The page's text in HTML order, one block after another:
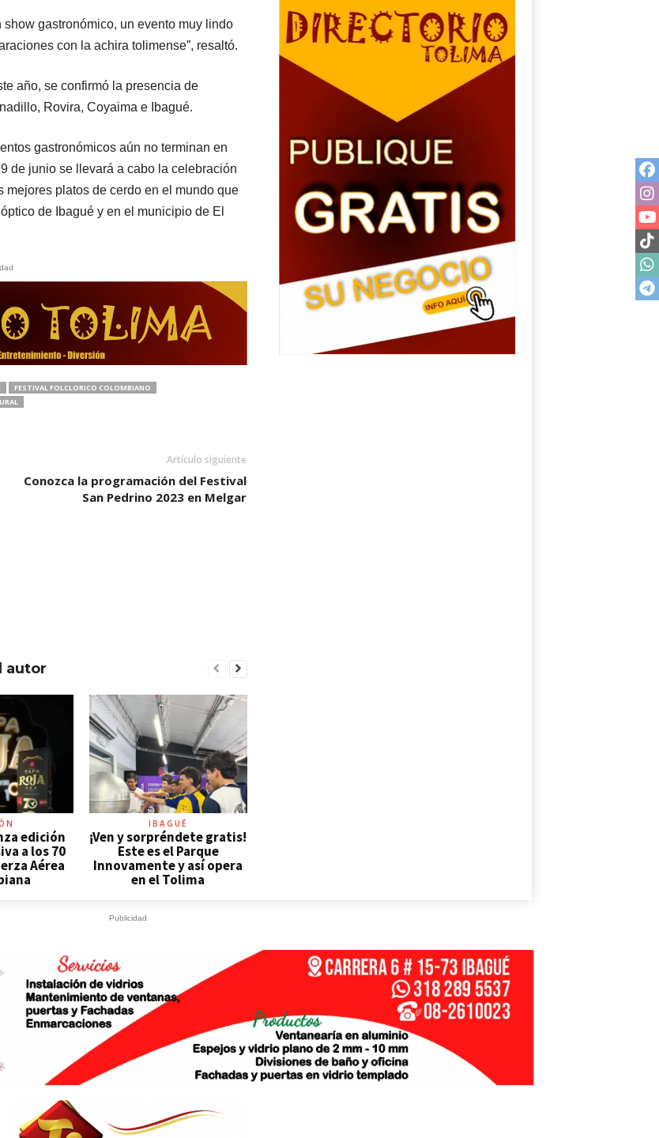
gastronómico, un evento muy lindo
con la achira tolimense”, resaltó.
año, se confirmó la presencia de
Rovira, Coyaima e Ibagué.
gastronómicos aún no terminan en
de junio se llevará a cabo la celebración
platos de cerdo en el mundo que
de Ibagué y en el municipio de El
FESTIVAL FOLCLORICO COLOMBIANO
Artículo siguiente
Conozca la programación del Festival
San Pedrino 2023 en Melgar
autor
edición
a los 70
Aérea
IBAGUÉ
¡Ven y sorpréndete gratis!
Este es el Parque
Innovamente y así opera
en el Tolima
Publicidad